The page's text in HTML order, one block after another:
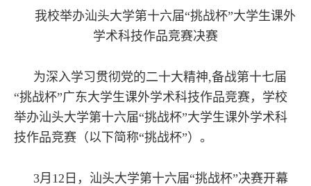
我校举办汕头大学第十六届“挑战杯”大学生课外
学术科技作品竞赛决赛
为深入学习贯彻党的二十大精神,备战第十七届
“挑战杯”广东大学生课外学术科技作品竞赛，学校
举办汕头大学第十六届“挑战杯”大学生课外学术科
技作品竞赛（以下简称“挑战杯”）。
3月12日，汕头大学第十六届“挑战杯”决赛开幕